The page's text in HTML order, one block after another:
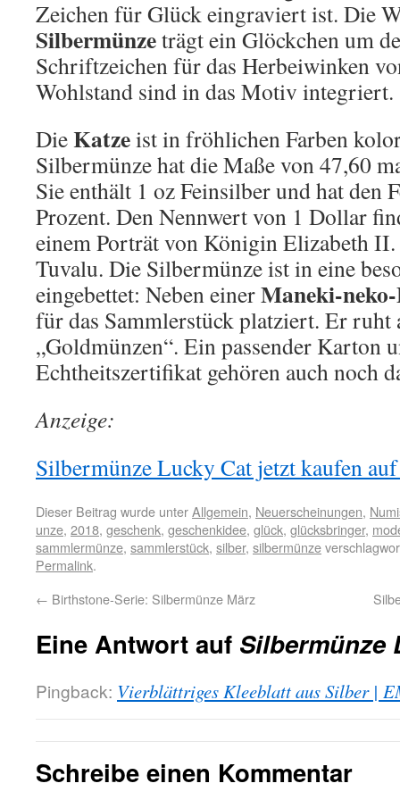
Zeichen für Glück eingraviert ist. Die
Silbermünzeträgt ein Glöckchen um
Schriftzeichen für das Herbeiwinken
Wohlstand sind in das Motiv integriert.
DieKatzeist in fröhlichen Farben
Silbermünze hat die Maße von 47,60
Sie enthält 1 oz Feinsilber und hat den
Prozent. Den Nennwert von 1 Dollar
einem Porträt von Königin Elizabeth II.
Tuvalu. Die Silbermünze ist in eine
eingebettet: Neben einerManeki-
für das Sammlerstück platziert. Er ruht
„Goldmünzen“. Ein passender Karton
Echtheitszertifikat gehören auch noch
Anzeige:
Silbermünze Lucky Cat jetzt kaufen
Dieser Beitrag wurde unterAllgemein, Neuerscheinungen,
unze, 2018, geschenk, geschenkidee, glück, glücksbringer,
sammlermünze, sammlerstück, silber, silbermünze
Permalink.
← Birthstone-Serie: Silbermünze März
Eine Antwort auf Silbermünze
Pingback: Vierblättriges Kleeblatt aus Silber |
Schreibe einen Kommentar